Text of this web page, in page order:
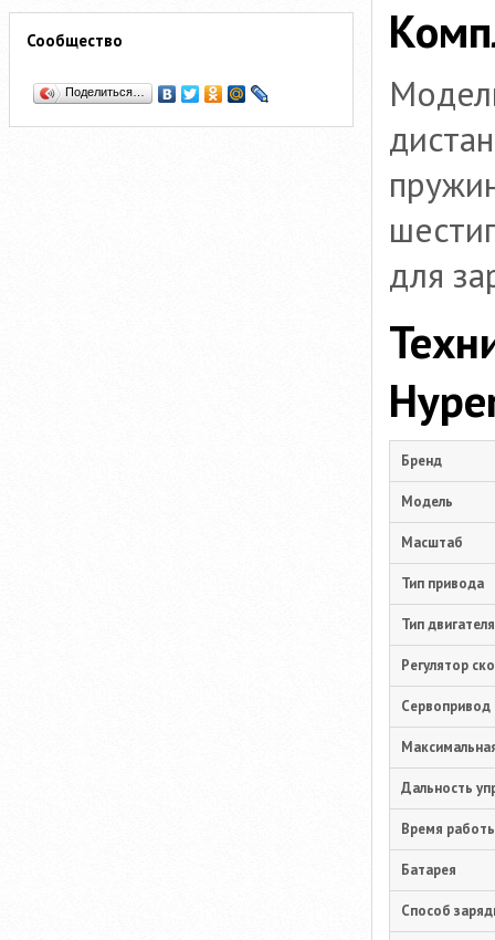
Сообщество
Поделиться…
для
Бренд
Модель
Масштаб
Тип привода
Тип двигателя
Регулятор
Сервопривод
Дальность
Время
Батарея
Способ